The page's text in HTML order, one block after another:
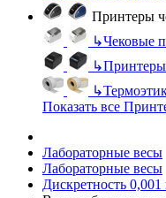
Принтеры
↳Чековые
↳Принтеры
↳
Показать все
Лабораторные весы
Лабораторные весы
Дискретность